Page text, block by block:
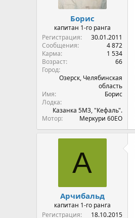
Борис
капитан 1-го ранга
Регистрация
30.01.2011
Сообщения
4 872
Карма
1 534
Возраст
66
Город
Озерск, Челябинская
область
Имя
Борис
Лодка
Казанка 5М3, "Кефаль".
Мотор
Меркури 60ЕО
А
Арчибальд
капитан 1-го ранга
Регистрация
18.10.2015